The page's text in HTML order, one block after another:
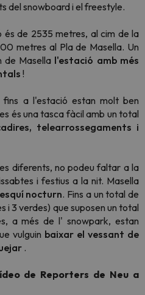
del snowboard i el freestyle.
de 2535 metres, al cim de la
metres al Pla de Masella. Un
Masella l'estació amb més
!
fins a l'estació estan molt ben
és una tasca fàcil amb un total
telearrossegaments i
diferents, no podeu faltar a la
i festius a la nit. Masella
esquí nocturn. Fins a un total de
i 3 verdes) que suposen un total
a més de l'snowpark, estan
vulguin baixar el vessant de
.
de Reporters de Neu a